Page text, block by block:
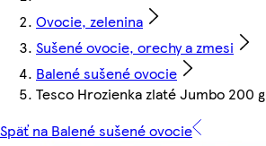
Ovocie, zelenina
Sušené ovocie, orechy a zmesi
Balené sušené ovocie
Tesco Hrozienka zlaté Jumbo 200 g
Späť na Balené sušené ovocie